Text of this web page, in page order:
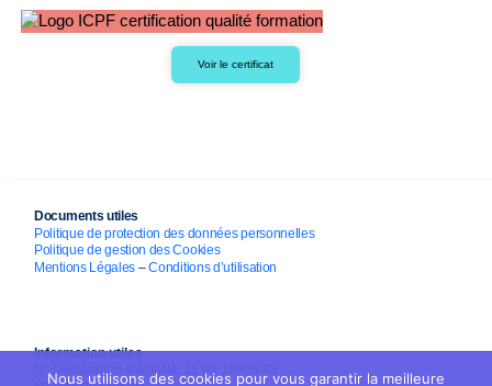
Voir le certificat
Documents utiles
Politique de protection des données personnelles
Politique de gestion des Cookies
Mentions Légales –Conditions d’utilisation
Information utiles
N° Déclaration d’activité: 11 93 10935 93
Nous utilisons des cookies pour vous garantir la meilleure